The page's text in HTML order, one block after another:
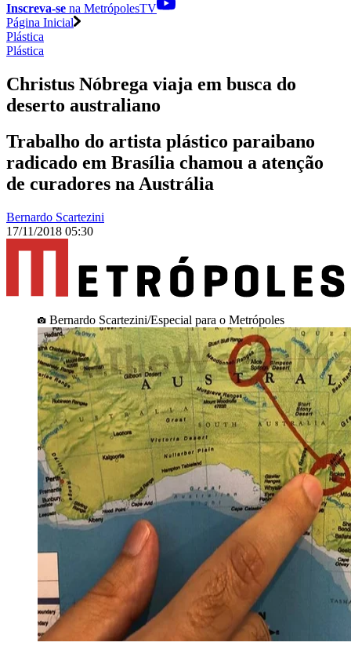
Inscreva-se na MetrópolesTV
Página Inicial
Plástica
Plástica
Christus Nóbrega viaja em busca do
deserto australiano
Trabalho do artista plástico paraibano
radicado em Brasília chamou a atenção
de curadores na Austrália
Bernardo Scartezini
17/11/2018 05:30
Bernardo Scartezini/Especial para o Metrópoles